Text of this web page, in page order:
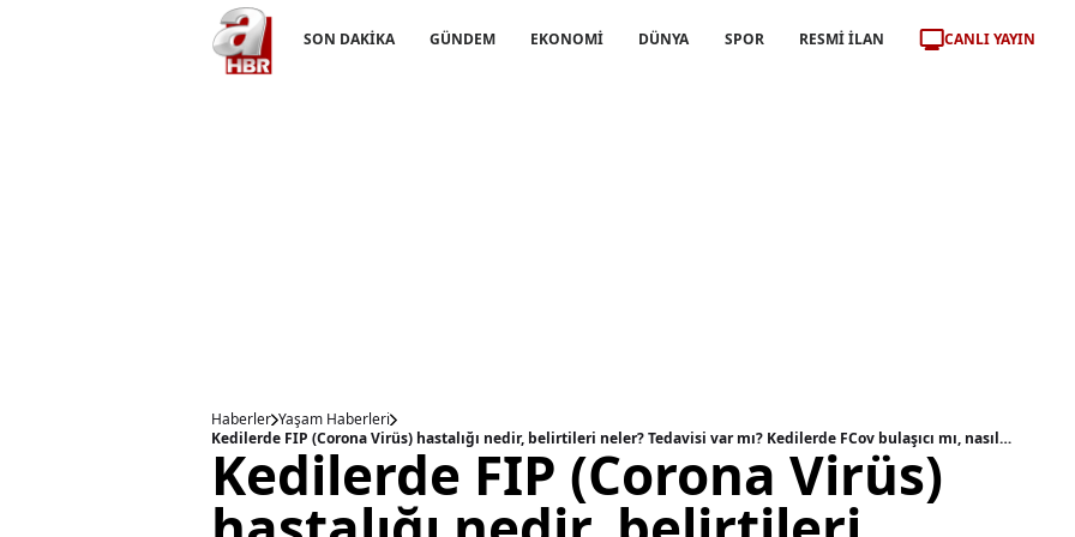
SON DAKİKA GÜNDEM EKONOMİ DÜNYA SPOR RESMİ İLAN CANLI YAYIN
Haberler Yaşam Haberleri
Kedilerde FIP (Corona Virüs) hastalığı nedir, belirtileri neler? Tedavisi var mı? Kedilerde FCov bulaşıcı mı, nasıl bulaşır?
Kedilerde FIP (Corona Virüs)